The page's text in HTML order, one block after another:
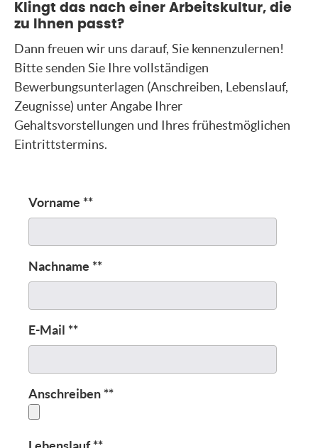
Klingt das nach einer Arbeitskultur, die
zu Ihnen passt?
Dann freuen wir uns darauf, Sie kennenzulernen!
Bitte senden Sie Ihre vollständigen
Bewerbungsunterlagen (Anschreiben, Lebenslauf,
Zeugnisse) unter Angabe Ihrer
Gehaltsvorstellungen und Ihres frühestmöglichen
Eintrittstermins.
Vorname **
Nachname **
E-Mail **
Anschreiben **